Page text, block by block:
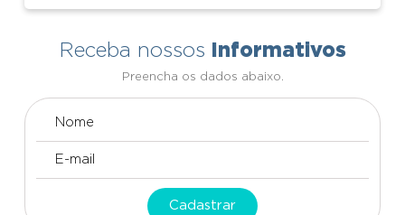
Receba nossos Informativos
Preencha os dados abaixo.
Cadastrar